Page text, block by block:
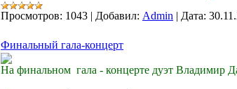
Просмотров: 1043 | Добавил: Admin | Дата:
Финальный гала-концерт
На финальном гала - концерте дуэт Владимир